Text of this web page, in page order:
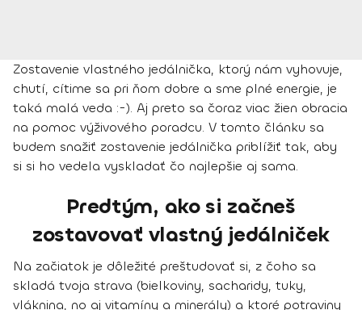
Zostavenie vlastného jedálnička, ktorý nám vyhovuje,
chutí, cítime sa pri ňom dobre a sme plné energie, je
taká malá veda :-). Aj preto sa čoraz viac žien obracia
na pomoc výživového poradcu. V tomto článku sa
budem snažiť zostavenie jedálnička priblížiť tak, aby
si si ho vedela vyskladať čo najlepšie aj sama.
Predtým, ako si začneš
zostavovať vlastný jedálniček
Na začiatok je dôležité preštudovať si, z čoho sa
skladá tvoja strava (bielkoviny, sacharidy, tuky,
vláknina, no aj vitamíny a minerály) a ktoré potraviny